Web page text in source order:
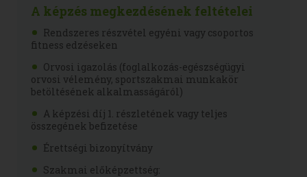
A képzés megkezdésének feltételei
Rendszeres részvétel egyéni vagy csoportos
fitness edzéseken
Orvosi igazolás (foglalkozás-egészségügyi
orvosi vélemény, sportszakmai munkakör
betöltésének alkalmasságáról)
A képzési díj 1. részletének vagy teljes
összegének befizetése
Érettségi bizonyítvány
Szakmai előképzettség: